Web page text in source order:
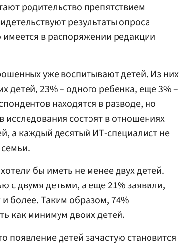
родительство препятствием
результаты опроса
в распоряжении редакции
уже воспитывают детей. Из них
детей, 23% – одного ребенка, еще 3% –
находятся в разводе, но
состоят в отношениях
а каждый десятый ИТ-специалист не
бы иметь не менее двух детей.
с двумя детьми, а еще 21% заявили,
более. Таким образом, 74%
как минимум двоих детей.
появление детей зачастую становится